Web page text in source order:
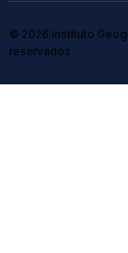
© 2026 Instituto
reservados.